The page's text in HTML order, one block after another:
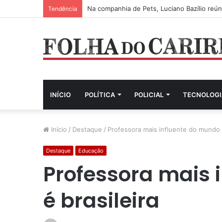
Tendência Na companhia de Pets, Luciano Bazílio
INÍCIO POLÍTICA POLICIAL
Início / Destaque / Professora mais influente do mundo
Destaque Educação
Professora
é brasileira